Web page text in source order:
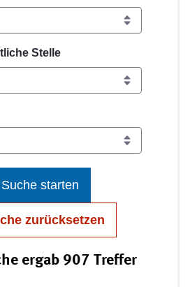
Stelle
Suche starten
zurücksetzen
ergab 907 Treffer